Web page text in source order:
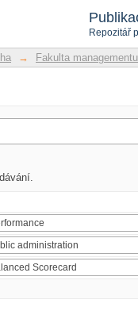
Repozitář
→ Fakulta